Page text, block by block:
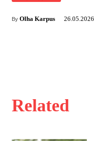
By Olha Karpus 26.05.2026
Related